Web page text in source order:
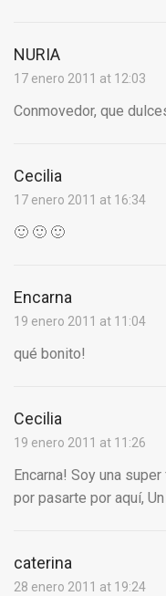
NURIA
17 enero 2011 at 12:03
Conmovedor, que
Cecilia
17 enero 2011 at 16:34
🙂 🙂 🙂
Encarna
19 enero 2011 at 11:04
qué bonito!
Cecilia
19 enero 2011 at 11:26
Encarna! Soy una
por pasarte por aquí,
caterina
28 enero 2011 at 19:24